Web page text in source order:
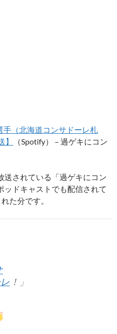
（北海道コンサドーレ札
（Spotify） – 過ゲキにコン
送されている「過ゲキにコン
ドキャストでも配信されて
た分です。
！」